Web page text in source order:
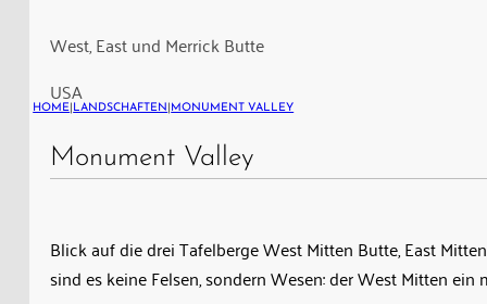
Mitten
und
Butte
Valley
West, East und Merrick Butte
USA
HOME LANDSCHAFTEN MONUMENT VALLEY
Monument Valley
Blick auf die drei Tafelberge West Mitten Butte, East
sind es keine Felsen, sondern Wesen: der West Mitten